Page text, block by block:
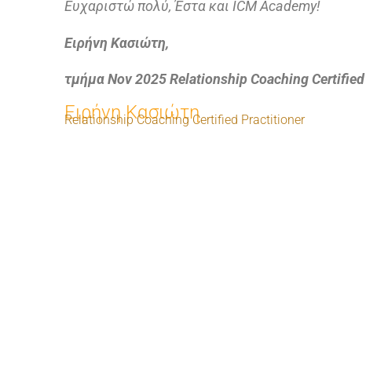
Ευχαριστώ πολύ, Έστα και ICM Academy!
Ειρήνη Κασιώτη,
τμήμα Nov 2025 Relationship Coaching
Ειρήνη Κασιώτη
Relationship Coaching Certified Practitioner